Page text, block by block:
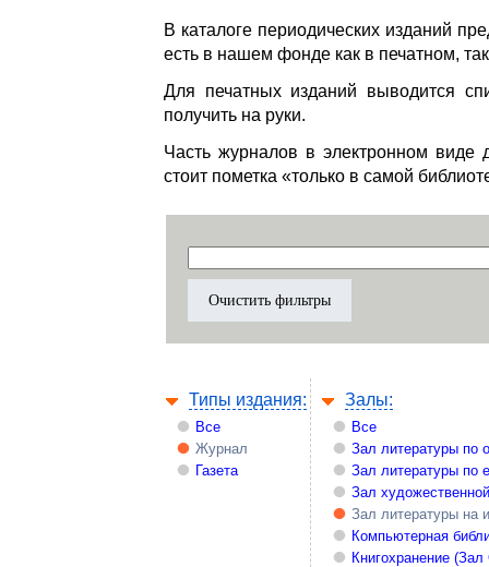
В каталоге периодических изданий
есть в нашем фонде как в печатном,
Для печатных изданий выводится
получить на руки.
Часть журналов в электронном виде
стоит пометка «только в самой
Типы издания:
Все
Журнал
Газета
Залы:
Все
Зал литературы по
Зал литературы по
Зал
Зал литературы на
Компьютерная
Книгохранение